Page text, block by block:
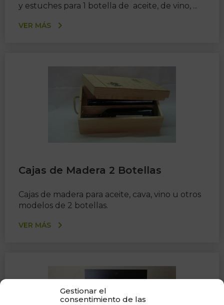
Gestionar el
consentimiento de las
y estuches para 1 botella de aceite, de vino, ...
VER MÁS
Cajas de Madera 2 Botellas
Cajas de madera para aceite, cava, vino u otros
modelos de 2 botellas.
VER MÁS